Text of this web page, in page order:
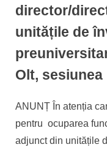
director/
unitățile de
Olt,
Posted
21/09/2022
Informatizare
ANUNȚ În atenția
pentru ocuparea
adjunct din unitățile